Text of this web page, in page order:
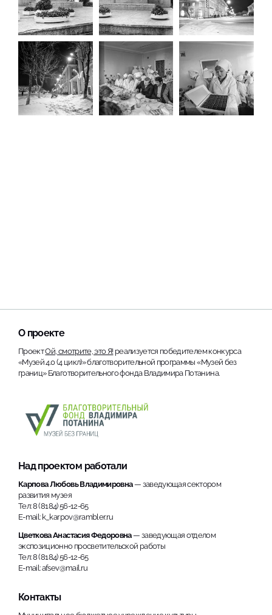
О проекте
ПроектОй, смотрите, это Я! реализуется победителем конкурса
«Музей 4.0 (4 цикл)» благотворительной программы «Музей без
границ» Благотворительного фонда Владимира Потанина.
Над проектом работали
Карпова Любовь Владимировна— заведующая сектором
развития музея
Тел: 8 (8184) 56-12-65
E-mail: k_karpov@rambler.ru
Цветкова Анастасия Федоровна— заведующая отделом
экспозиционно просветительской работы
Тел: 8 (8184) 56-12-65
E-mail: afsev@mail.ru
Контакты